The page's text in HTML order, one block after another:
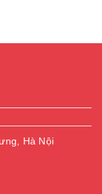
Hà Nội